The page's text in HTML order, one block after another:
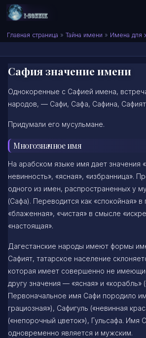
Skip to content
Сонник I-SONNIK.COM
Главная страница » Тайна имени » Имена для
Сафия значение имени
Однокоренные с Сафией имена,
народов, — Сафи, Сафа, Сафина,
Придумали его мусульмане.
Многозначное имя
На арабском языке имя дает значения
невинность», «ясная», «избранница».
одного из имен, распространенных у
(Сафа). Переводится как «спокойная» в
«блаженная», «чистая» в смысле
«настоящая».
Дагестанские народы имеют формы
Сафият, татарское население
которая имеет совершенно не
другу значения — «ясная» и «корабль»
Первоначальное имя Сафи породило
грациозная»), Сафигуль («невинная
(«непорочный цветок»), Гульсафа. Имя
одновременно является и мужским.